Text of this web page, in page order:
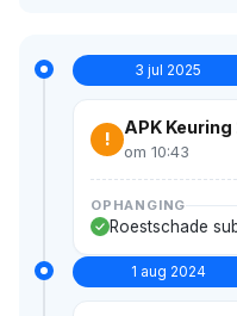
3 jul 2025
!
APK Keuring
om 10:43
OPHANGING
Roestschade
1 aug 2024